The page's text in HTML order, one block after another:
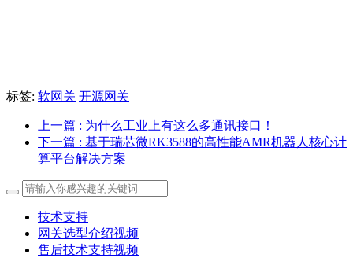
标签: 软网关 开源网关
上一篇 : 为什么工业上有这么多通讯接口！
下一篇 : 基于瑞芯微RK3588的高性能AMR机器人核心计
算平台解决方案
技术支持
网关选型介绍视频
售后技术支持视频